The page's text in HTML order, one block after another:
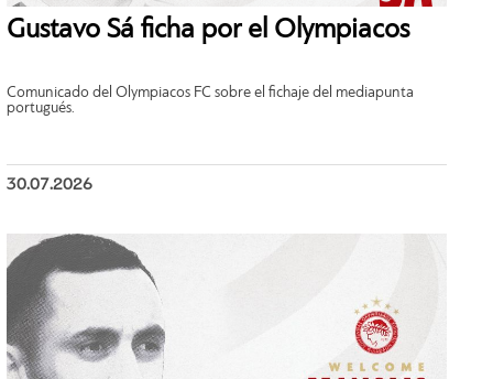
Gustavo Sá ficha por el Olympiacos
Comunicado del Olympiacos FC sobre el fichaje del mediapunta
portugués.
30.07.2026